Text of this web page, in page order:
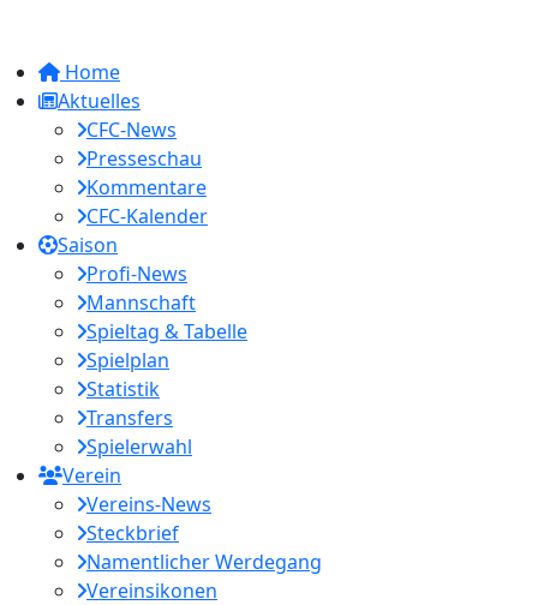
Home
Aktuelles
CFC-News
Presseschau
Kommentare
CFC-Kalender
Saison
Profi-News
Mannschaft
Spieltag & Tabelle
Spielplan
Statistik
Transfers
Spielerwahl
Verein
Vereins-News
Steckbrief
Namentlicher Werdegang
Vereinsikonen